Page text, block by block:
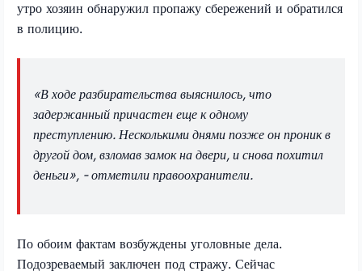
утро хозяин обнаружил пропажу сбережений и обратился
в полицию.
«В ходе разбирательства выяснилось, что
задержанный причастен еще к одному
преступлению. Несколькими днями позже он проник в
другой дом, взломав замок на двери, и снова похитил
деньги», - отметили правоохранители.
По обоим фактам возбуждены уголовные дела.
Подозреваемый заключен под стражу. Сейчас